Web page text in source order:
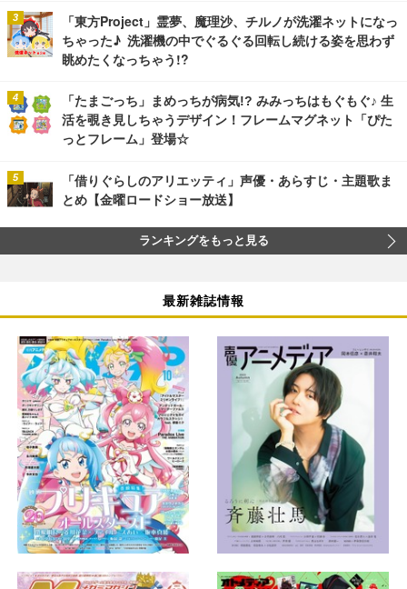
「東方Project」霊夢、魔理沙、チルノが洗濯ネットになっ
ちゃった♪ 洗濯機の中でぐるぐる回転し続ける姿を思わず
眺めたくなっちゃう!?
「たまごっち」まめっちが病気!? みみっちはもぐもぐ♪ 生
活を覗き見しちゃうデザイン！フレームマグネット「ぴた
っとフレーム」登場☆
「借りぐらしのアリエッティ」声優・あらすじ・主題歌ま
とめ【金曜ロードショー放送】
ランキングをもっと見る
最新雑誌情報